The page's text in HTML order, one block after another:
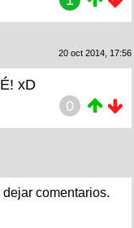
20 oct 2014, 17:56
xD
0
comentarios.